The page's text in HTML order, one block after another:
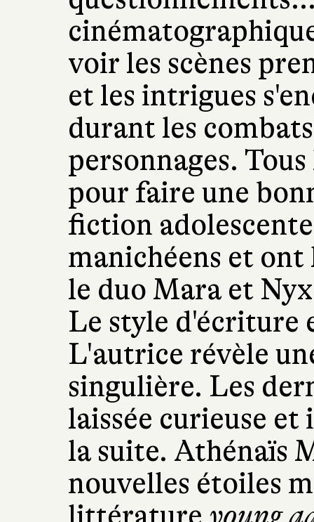
voir les scènes
et les intrigues
durant les
personnages.
pour faire une
fiction
manichéens et
le duo Mara et
Le style d'écriture
L'autrice révèle
singulière. Les
laissée curieuse
la suite. Athénaïs
nouvelles étoiles